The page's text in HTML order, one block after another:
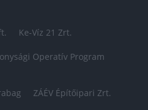
Ke-Víz 21 Zrt.
Operatív Program
ZÁÉV Építőipari Zrt.